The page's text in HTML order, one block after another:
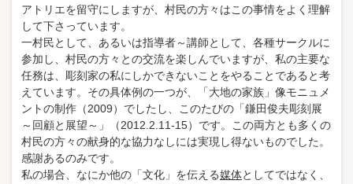
アトリエを留守にしますが、村民の方々はこの事情をよく理解
して下さっています。
一村民として、あるいは指導者～講師として、各種サークルに
参加し、村民の方々との交流を楽しんでいますが、私の主要な
任務は、彫刻家の私にしかできないことをやることであると考
えています。その具体例の一つが、「大地の家族」像モニュメ
ントの制作（2009）でしたし、このたびの「鎌田俊夫彫刻展
～回顧と展望～」（2012.2.11-15）です。この両方とも多くの
村民の方々の献身的な協力なしには実現し得ないものでした。
感謝あるのみです。
私の場合、なにか他の「文化」を伝える媒体としてではなく、